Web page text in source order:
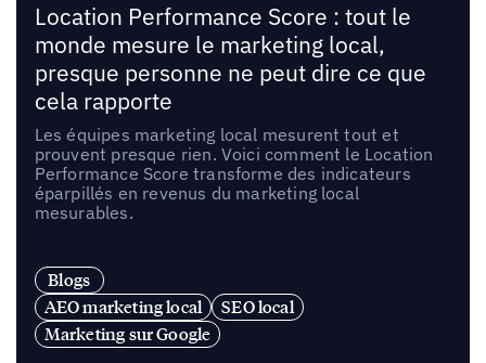
Location Performance Score : tout le
monde mesure le marketing local,
presque personne ne peut dire ce que
cela rapporte
Les équipes marketing local mesurent tout et
prouvent presque rien. Voici comment le Location
Performance Score transforme des indicateurs
éparpillés en revenus du marketing local
mesurables.
Blogs
AEO marketing local
SEO local
Marketing sur Google